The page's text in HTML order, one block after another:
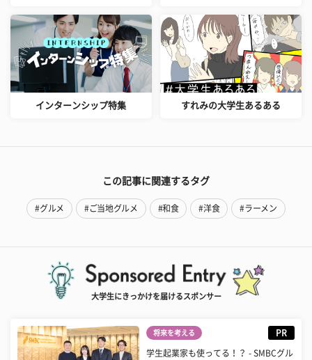
インターンシップ特集 すれみの大学生あるある
この記事に関連するタグ
#グルメ #ご当地グルメ #和食 #洋食 #ラーメン
大学生にきっかけを届けるスポンサー
将来を考える PR
学生起業家も使ってる！？ - SMBCグル